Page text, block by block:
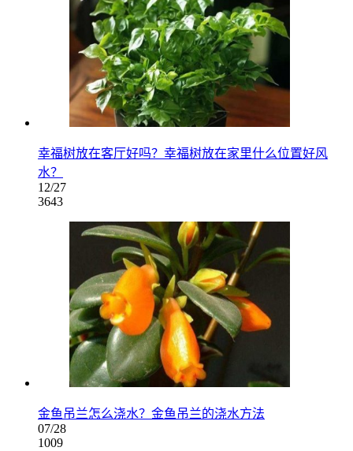
幸福树放在客厅好吗？幸福树放在家里什么位置好风
水？
12/27
3643
金鱼吊兰怎么浇水？金鱼吊兰的浇水方法
07/28
1009